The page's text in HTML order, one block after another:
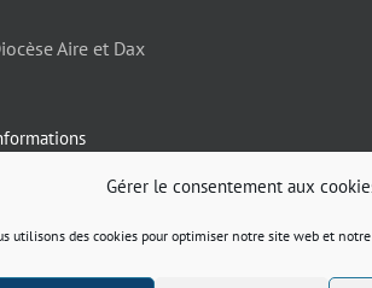
Gérer le consentement aux
utilisons des cookies pour optimiser notre site web et
Aire et Dax
Politique de confidentialité
légales